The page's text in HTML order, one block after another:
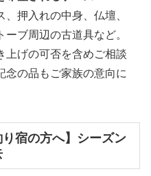
押入れの中身、仏壇、
ブ周辺の古道具など。
上げの可否を含めご相談
念の品もご家族の意向に
り宿の方へ】シーズン